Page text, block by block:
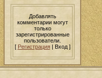
Добавлять
комментарии могут
только
зарегистрированные
пользователи.
[ Регистрация| Вход ]